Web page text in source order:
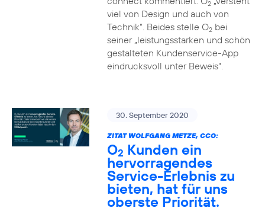
2
viel von Design und auch von
Technik“. Beides stelle O2bei
seiner „leistungsstarken und schön
gestalteten Kundenservice-App
eindrucksvoll unter Beweis“.
30. September 2020
ZITAT WOLFGANG METZE, CCO:
O2 Kunden ein
hervorragendes
Service-Erlebnis zu
bieten, hat für uns
oberste Priorität.